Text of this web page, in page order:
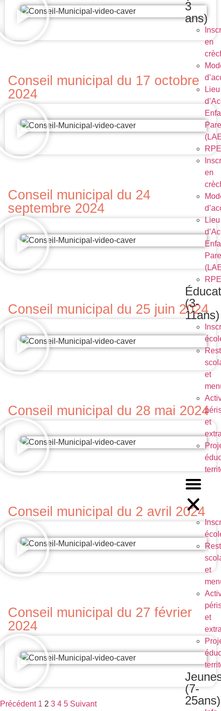
3
ans)
en
Lieu
RPE
en
Lieu
RPE
(3-
11ans)
et
et
et
et
(7-
25ans)
Conseil municipal du 17 octobre
2024
Conseil municipal du 24
septembre 2024
Conseil municipal du 25 juin 2024
Conseil municipal du 28 mai 2024
Conseil municipal du 2 avril 2024
Conseil municipal du 27 février
2024
Précédent 1 2 3 4 5 Suivant